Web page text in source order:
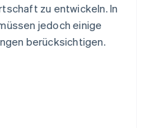
zu entwickeln. In
jedoch einige
berücksichtigen.